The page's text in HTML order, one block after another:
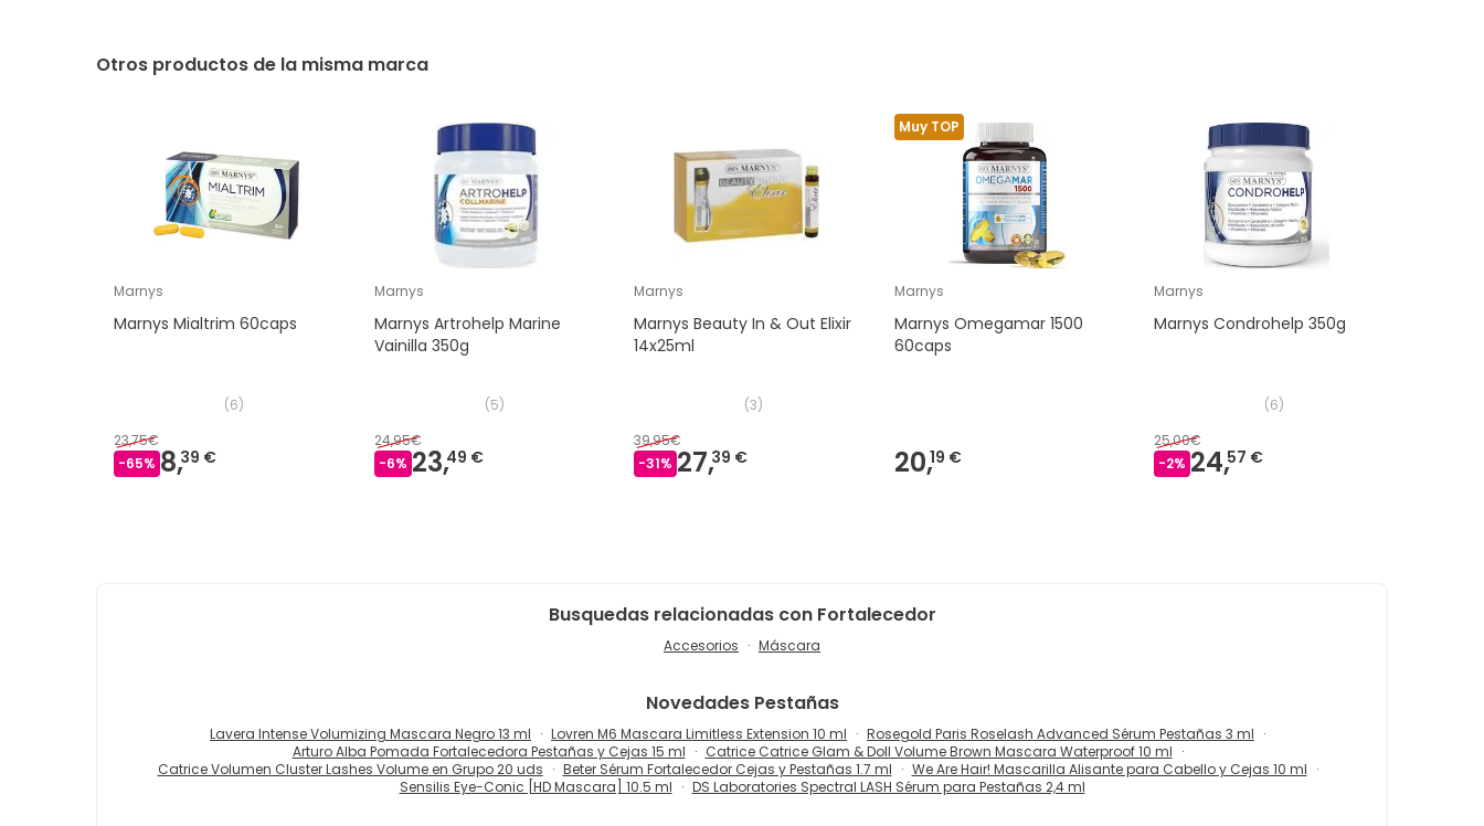
Otros productos de la misma marca
Marnys
Marnys Mialtrim 60caps
(6)
23,75€
-65% 8,39 €
Marnys
Marnys Artrohelp Marine
Vainilla 350g
(5)
24,95€
-6% 23,49 €
Marnys
Marnys Beauty In & Out Elixir
14x25ml
(3)
39,95€
-31% 27,39 €
Muy TOP
Marnys
Marnys Omegamar 1500
60caps
20,19 €
Marnys
Marnys Condrohelp 350g
(6)
25,00€
-2% 24,57 €
Busquedas relacionadas con Fortalecedor
Accesorios Máscara
Novedades Pestañas
Lavera Intense Volumizing Mascara Negro 13 ml Lovren M6 Mascara Limitless Extension 10 ml
Rosegold Paris Roselash Advanced Sérum Pestañas 3 ml
Arturo Alba Pomada Fortalecedora Pestañas y Cejas 15 ml
Catrice Catrice Glam & Doll Volume Brown Mascara Waterproof 10 ml
Catrice Volumen Cluster Lashes Volume en Grupo 20 uds
Beter Sérum Fortalecedor Cejas y Pestañas 1.7 ml
We Are Hair! Mascarilla Alisante para Cabello y Cejas 10 ml
Sensilis Eye-Conic [HD Mascara] 10.5 ml
DS Laboratories Spectral LASH Sérum para Pestañas 2,4 ml